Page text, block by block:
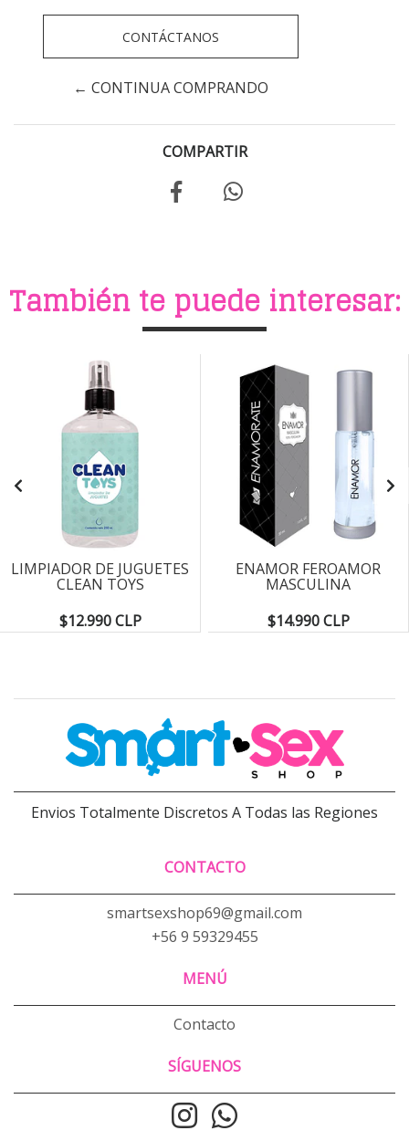
CONTÁCTANOS
← CONTINUA COMPRANDO
COMPARTIR
También te puede interesar:
LIMPIADOR DE JUGUETES
CLEAN TOYS
$12.990 CLP
ENAMOR FEROAMOR
MASCULINA
$14.990 CLP
Envios Totalmente Discretos A Todas las Regiones
CONTACTO
smartsexshop69@gmail.com
+56 9 59329455
MENÚ
Contacto
SÍGUENOS